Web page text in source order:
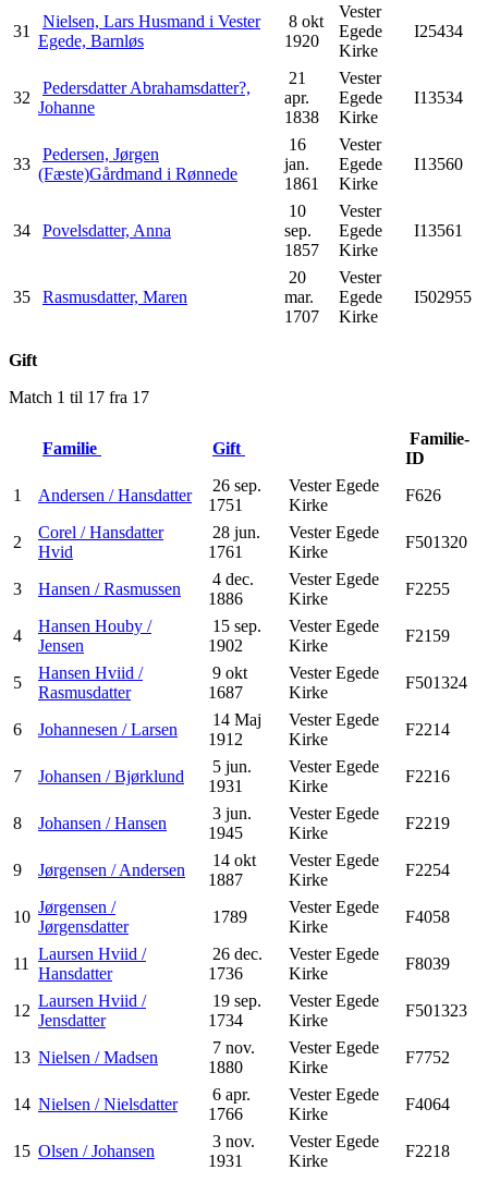
31
Nielsen, Lars Husmand i Vester
Egede, Barnløs
8 okt
1920
Vester
Egede
Kirke
I25434
32
Pedersdatter Abrahamsdatter?,
Johanne
21
apr.
1838
Vester
Egede
Kirke
I13534
33
Pedersen, Jørgen
(Fæste)Gårdmand i Rønnede
16
jan.
1861
Vester
Egede
Kirke
I13560
34 Povelsdatter, Anna
10
sep.
1857
Vester
Egede
Kirke
I13561
35 Rasmusdatter, Maren
20
mar.
1707
Vester
Egede
Kirke
I502955
Gift
Match 1 til 17 fra 17
Familie Gift
Familie-
ID
1
Andersen / Hansdatter
26 sep.
1751
Vester Egede
Kirke
F626
2
Corel / Hansdatter
Hvid
28 jun.
1761
Vester Egede
Kirke
F501320
3 Hansen / Rasmussen
4 dec.
1886
Vester Egede
Kirke
F2255
4
Hansen Houby /
Jensen
15 sep.
1902
Vester Egede
Kirke
F2159
5
Hansen Hviid /
Rasmusdatter
9 okt
1687
Vester Egede
Kirke
F501324
6 Johannesen / Larsen
14 Maj
1912
Vester Egede
Kirke
F2214
7 Johansen / Bjørklund
5 jun.
1931
Vester Egede
Kirke
F2216
8 Johansen / Hansen
3 jun.
1945
Vester Egede
Kirke
F2219
9 Jørgensen / Andersen
14 okt
1887
Vester Egede
Kirke
F2254
10
Jørgensen /
Jørgensdatter
1789
Vester Egede
Kirke
F4058
11
Laursen Hviid /
Hansdatter
26 dec.
1736
Vester Egede
Kirke
F8039
12
Laursen Hviid /
Jensdatter
19 sep.
1734
Vester Egede
Kirke
F501323
13 Nielsen / Madsen
7 nov.
1880
Vester Egede
Kirke
F7752
14 Nielsen / Nielsdatter
6 apr.
1766
Vester Egede
Kirke
F4064
15 Olsen / Johansen
3 nov.
1931
Vester Egede
Kirke
F2218